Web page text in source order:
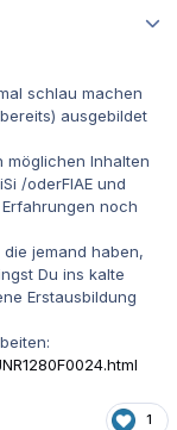
schlau machen
ausgebildet
möglichen Inhalten
/oderFIAE und
noch
jemand haben,
Du ins kalte
Erstausbildung
1